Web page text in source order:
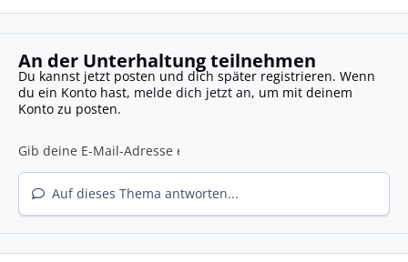
An der Unterhaltung teilnehmen
Du kannst jetzt posten und dich später registrieren. Wenn
du ein Konto hast, melde dich jetzt an, um mit deinem
Konto zu posten.
Auf dieses Thema antworten...